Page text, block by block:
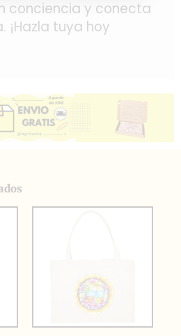
conciencia y conecta
¡Hazla tuya hoy